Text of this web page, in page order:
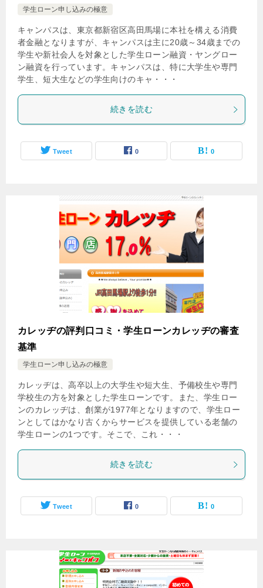
学生ローン申し込みの極意
キャンパスは、東京都新宿区高田馬場に本社を構える消費
者金融となりますが、キャンパスは主に20歳～34歳までの
学生や新社会人を対象とした学生ローン融資・ヤングロー
ン融資を行っています。キャンパスは、特に大学生や専門
学生、短大生などの学生向けのキャ・・・
続きを読む
Tweet 0 0
カレッヂの評判口コミ・学生ローンカレッヂの審査
基準
学生ローン申し込みの極意
カレッヂは、高卒以上の大学生や短大生、予備校生や専門
学校生の方を対象とした学生ローンです。また、学生ロー
ンのカレッヂは、創業が1977年となりますので、学生ロー
ンとしてはかなり古くからサービスを提供している老舗の
学生ローンの1つです。そこで、これ・・・
続きを読む
Tweet 0 0